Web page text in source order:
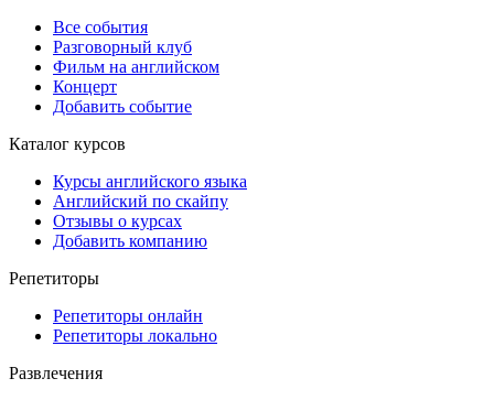
Все события
Разговорный клуб
Фильм на английском
Концерт
Добавить событие
Каталог курсов
Курсы английского языка
Английский по скайпу
Отзывы о курсах
Добавить компанию
Репетиторы
Репетиторы онлайн
Репетиторы локально
Развлечения